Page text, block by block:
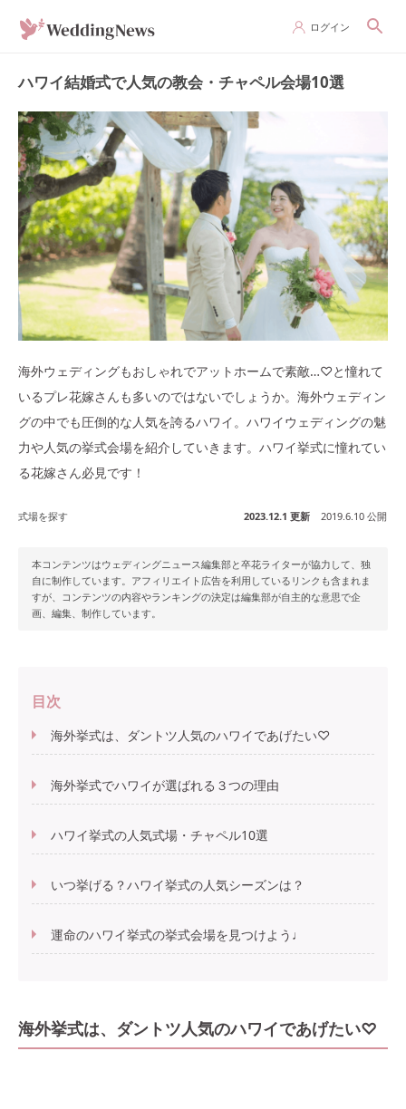
ログイン
ハワイ結婚式で人気の教会・チャペル会場10選
海外ウェディングもおしゃれでアットホームで素敵…♡と憧れて
いるプレ花嫁さんも多いのではないでしょうか。海外ウェディン
グの中でも圧倒的な人気を誇るハワイ。ハワイウェディングの魅
力や人気の挙式会場を紹介していきます。ハワイ挙式に憧れてい
る花嫁さん必見です！
式場を探す 2023.12.1 更新 2019.6.10 公開
本コンテンツはウェディングニュース編集部と卒花ライターが協力して、独
自に制作しています。アフィリエイト広告を利用しているリンクも含まれま
すが、コンテンツの内容やランキングの決定は編集部が自主的な意思で企
画、編集、制作しています。
目次
海外挙式は、ダントツ人気のハワイであげたい♡
海外挙式でハワイが選ばれる３つの理由
ハワイ挙式の人気式場・チャペル10選
いつ挙げる？ハワイ挙式の人気シーズンは？
運命のハワイ挙式の挙式会場を見つけよう♩
海外挙式は、ダントツ人気のハワイであげたい♡